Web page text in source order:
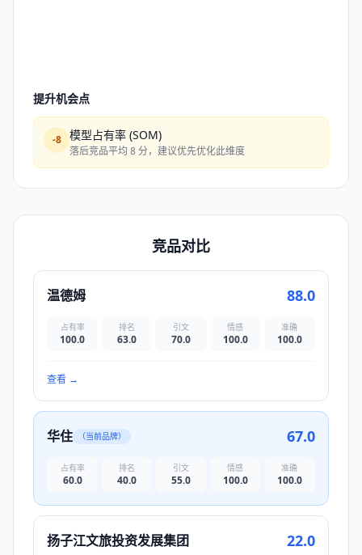
提升机会点
-8 模型占有率 (SOM)
落后竞品平均 8 分，建议优先优化此维度
竞品对比
温德姆 88.0
占有率
100.0
排名
63.0
引文
70.0
情感
100.0
准确
100.0
查看 →
华住 （当前品牌） 67.0
占有率
60.0
排名
40.0
引文
55.0
情感
100.0
准确
100.0
扬子江文旅投资发展集团 22.0